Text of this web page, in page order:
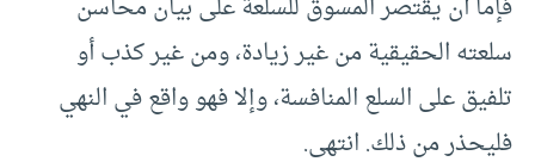
فإما أن يقتصر المسوق للسلعة على بيان محاسن
سلعته الحقيقية من غير زيادة، ومن غير كذب أو
تلفيق على السلع المنافسة، وإلا فهو واقع في النهي
فليحذر من ذلك. انتهى.